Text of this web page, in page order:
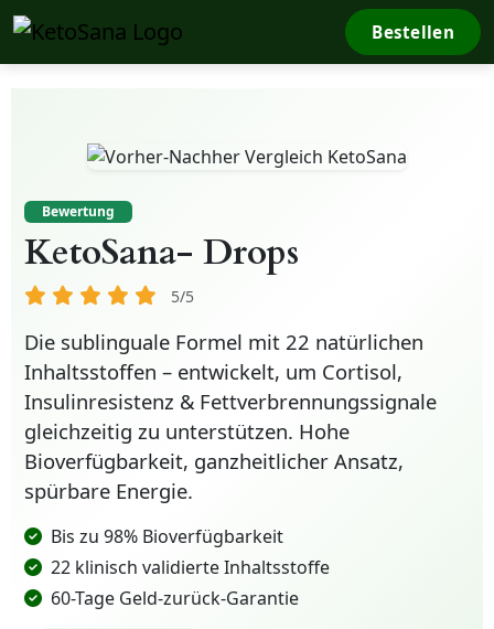
Bestellen
Bewertung
KetoSana- Drops
5/5
Die sublinguale Formel mit 22 natürlichen
Inhaltsstoffen – entwickelt, um Cortisol,
Insulinresistenz & Fettverbrennungssignale
gleichzeitig zu unterstützen. Hohe
Bioverfügbarkeit, ganzheitlicher Ansatz,
spürbare Energie.
Bis zu 98% Bioverfügbarkeit
22 klinisch validierte Inhaltsstoffe
60-Tage Geld-zurück-Garantie